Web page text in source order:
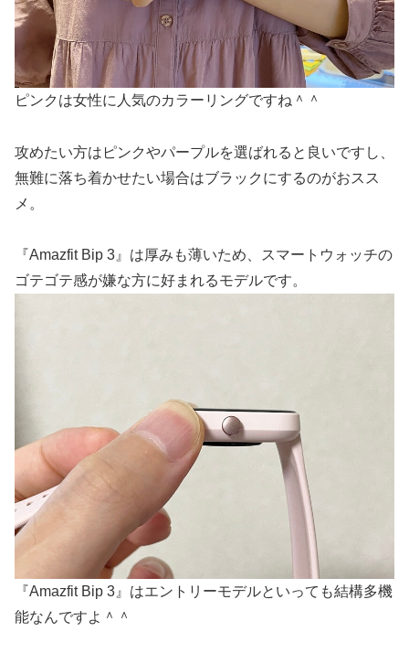
ピンクは女性に人気のカラーリングですね＾＾
攻めたい方はピンクやパープルを選ばれると良いですし、
無難に落ち着かせたい場合はブラックにするのがおスス
メ。
『Amazfit Bip 3』は厚みも薄いため、スマートウォッチの
ゴテゴテ感が嫌な方に好まれるモデルです。
『Amazfit Bip 3』はエントリーモデルといっても結構多機
能なんですよ＾＾